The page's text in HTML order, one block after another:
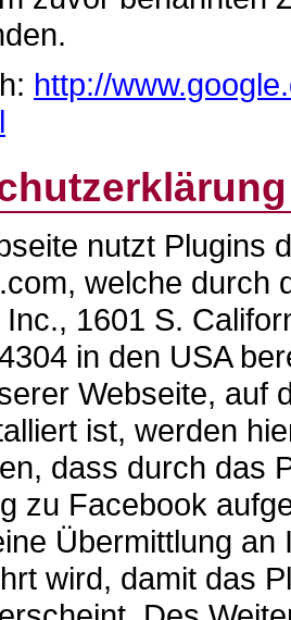
http://
nutzt Plugins
welche durch
1601 S.
in den USA
Webseite, auf
ist, werden
dass durch das
zu Facebook
Übermittlung an
wird, damit das